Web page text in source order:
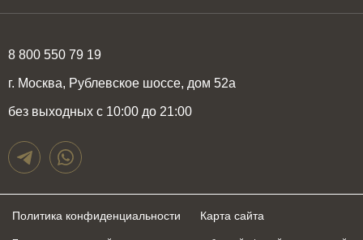
8 800 550 79 19
г. Москва, Рублевское шоссе, дом 52а
без выходных с 10:00 до 21:00
Политика конфиденциальности Карта сайта